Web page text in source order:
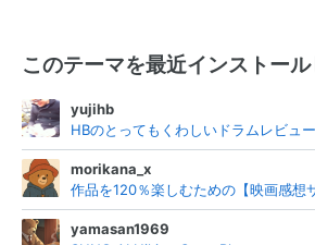
このテーマを最近インストー
yujihb
HBのとってもくわしいドラムレビュー
morikana_x
作品を120％楽しむための【映画感想
yamasan1969